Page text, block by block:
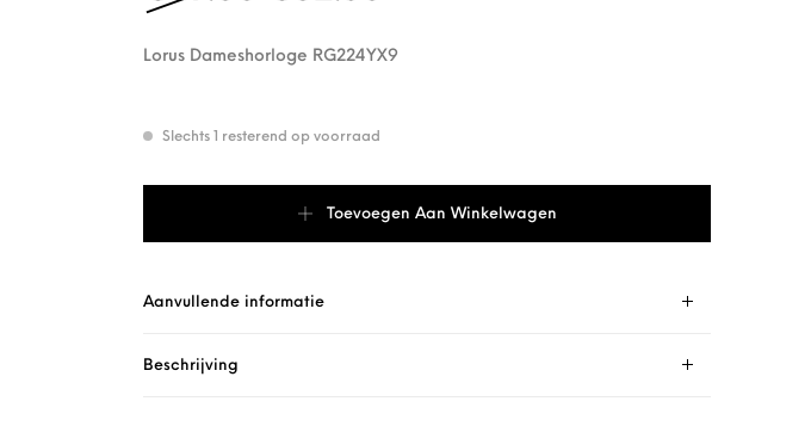
Lorus Dameshorloge RG224YX9
Slechts 1 resterend op voorraad
Toevoegen Aan Winkelwagen
Aanvullende informatie
Beschrijving